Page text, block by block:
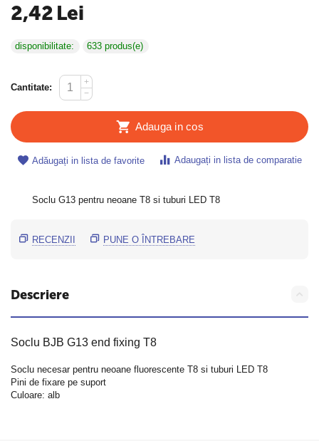
2,42 Lei
disponibilitate: 633 produs(e)
Cantitate:
+
−
Adauga in cos
Adăugați in lista de favorite Adaugați in lista de comparatie
Soclu G13 pentru neoane T8 si tuburi LED T8
RECENZII PUNE O ÎNTREBARE
Descriere
Soclu BJB G13 end fixing T8
Soclu necesar pentru neoane fluorescente T8 si tuburi LED T8
Pini de fixare pe suport
Culoare: alb